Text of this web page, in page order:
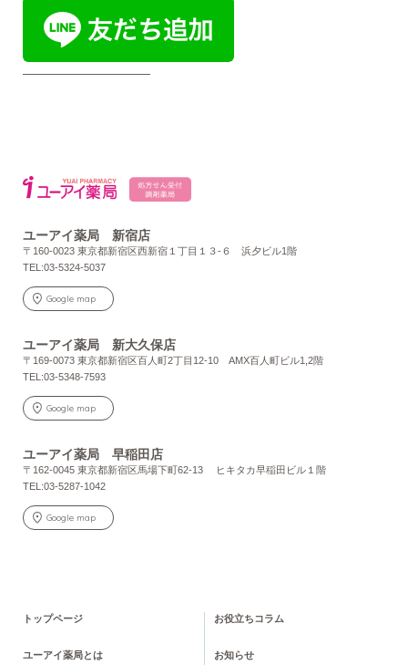
――――――――――
ユーアイ薬局 新宿店
〒160-0023 東京都新宿区西新宿１丁目１３-６ 浜夕ビル1階
TEL:03-5324-5037
Google map
ユーアイ薬局 新大久保店
〒169-0073 東京都新宿区百人町2丁目12-10 AMX百人町ビル1,2階
TEL:03-5348-7593
Google map
ユーアイ薬局 早稲田店
〒162-0045 東京都新宿区馬場下町62-13 ヒキタカ早稲田ビル１階
TEL:03-5287-1042
Google map
トップページ
ユーアイ薬局とは
お役立ちコラム
お知らせ